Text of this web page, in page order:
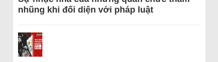
nhũng khi đối diện với pháp luật